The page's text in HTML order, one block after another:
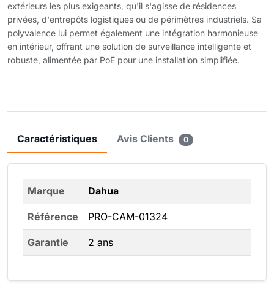
extérieurs les plus exigeants, qu'il s'agisse de résidences
privées, d'entrepôts logistiques ou de périmètres industriels. Sa
polyvalence lui permet également une intégration harmonieuse
en intérieur, offrant une solution de surveillance intelligente et
robuste, alimentée par PoE pour une installation simplifiée.
Caractéristiques Avis Clients 0
Marque Dahua
Référence PRO-CAM-01324
Garantie 2 ans